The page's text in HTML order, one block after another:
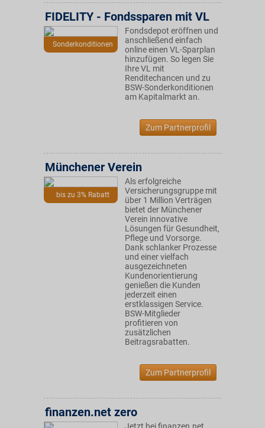
Sonderkonditionen
FIDELITY - Fondssparen mit VL
Fondsdepot eröffnen und
anschließend einfach
online einen VL-Sparplan
hinzufügen. So legen Sie
Ihre VL mit
Renditechancen und zu
BSW-Sonderkonditionen
am Kapitalmarkt an.
Zum Partnerprofil
bis zu 3% Rabatt
Münchener Verein
Als erfolgreiche
Versicherungsgruppe mit
über 1 Million Verträgen
bietet der Münchener
Verein innovative
Lösungen für Gesundheit,
Pflege und Vorsorge.
Dank schlanker Prozesse
und einer vielfach
ausgezeichneten
Kundenorientierung
genießen die Kunden
jederzeit einen
erstklassigen Service.
BSW-Mitglieder
profitieren von
zusätzlichen
Beitragsrabatten.
Zum Partnerprofil
finanzen.net zero